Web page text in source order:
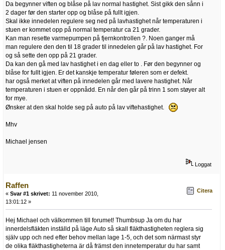
Da begynner viften og blåse på lav normal hastighet. Sist gikk den sånn i
2 dager før den starter opp og blåse på fullt igjen.
Skal ikke innedelen regulere seg ned på lavhastighet når temperaturen i
stuen er kommet opp på normal temperatur ca 21 grader.
Kan man resette varmepumpen på fjernkontrollen ?. Noen ganger må
man regulere den den til 18 grader til innedelen går på lav hastighet. For
og så sette den opp på 21 grader.
Da kan den gå med lav hastighet i en dag eller to . Før den begynner og
blåse for fullt igjen. Er det kanskje temperatur føleren som er defekt.
har også merket at viften på innedelen går med lavere hastighet. Når
temperaturen i stuen er oppnådd. En når den går på trinn 1 som støyer alt
for mye.
Ønsker at den skal holde seg på auto på lav viftehastighet.
Mhv
Michael jensen
Loggat
Raffen
« Svar #1 skrivet: 11 november 2010,
13:01:12 »
Citera
Hej Michael och välkommen till forumet! Thumbsup Ja om du har
innerdelsfläkten inställd på läge Auto så skall fläkthastigheten reglera sig
själv upp och ned efter behov mellan lage 1-5, och det som närmast styr
de olika fläkthastigheterna är då främst den innetemperatur du har samt